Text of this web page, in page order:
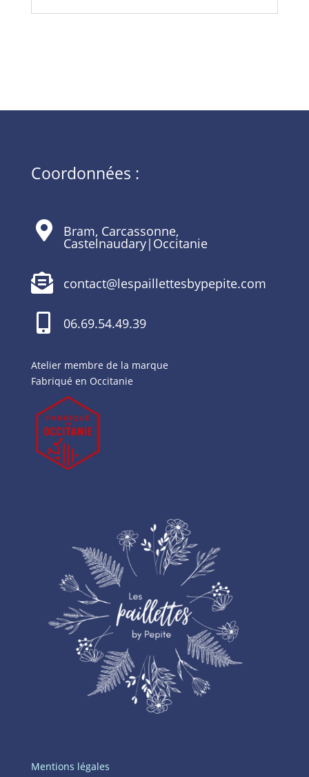
Coordonnées :
 Bram, Carcassonne,
Castelnaudary|Occitanie
 contact@lespaillettesbypepite.com
 06.69.54.49.39
Atelier membre de la marque
Fabriqué en Occitanie
Mentions légales